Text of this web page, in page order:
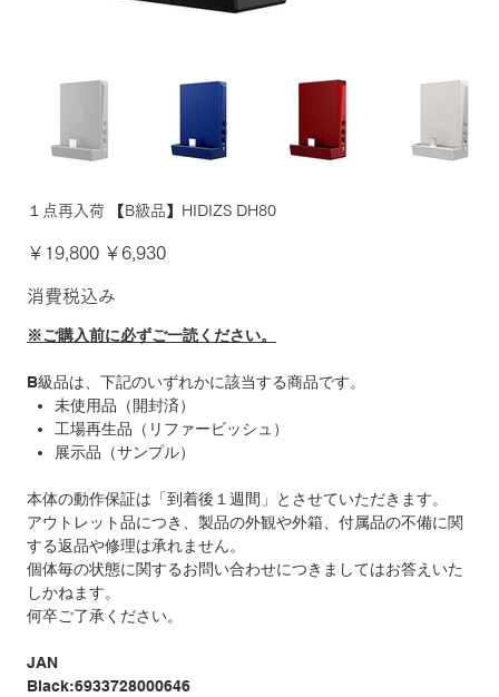
１点再入荷 【B級品】HIDIZS DH80
の
格
￥19,800
ー
価
格
￥6,930
消費税込み
※ご購入前に必ずご一読ください。
B級品は、下記のいずれかに該当する商品です。
未使用品（開封済）
工場再生品（リファービッシュ）
展示品（サンプル）
本体の動作保証は「到着後１週間」とさせていただきます。
アウトレット品につき、製品の外観や外箱、付属品の不備に関
する返品や修理は承れません。
個体毎の状態に関するお問い合わせにつきましてはお答えいた
しかねます。
何卒ご了承ください。
JAN
Black:6933728000646